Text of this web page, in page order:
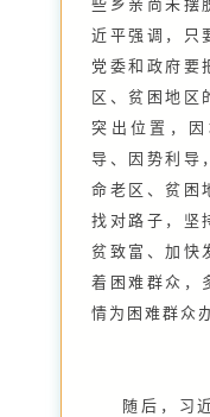
些乡亲尚未摆
近平强调，只
党委和政府要
区、贫困地区
突出位置，
导、因势利导
命老区、贫困
找对路子，坚
贫致富、加快
着困难群众，
情为困难群众
随后，习